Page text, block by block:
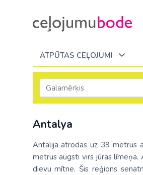
ATPŪTAS CEĻOJUMI
Tuvākajā laikā
Eiropa
Albānija
Bulgārija
Visi ceļojumi
Eiropa
Albānija
Armēnija
Visi ceļojumi
Austrija
Bulgārija
Itālija
Slēpošana Itālijā
Slēpošana Itālijā no Viļņas
Degvielas piemaksa 2026
Atsauksmes
Vakances
Antalya
Antalija atrodas uz 39 metrus
metrus augsti virs jūras
dievu mītne. Šis reģions